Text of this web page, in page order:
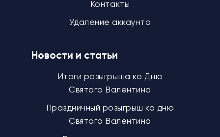
Контакты
Удаление аккаунта
Новости и статьи
Итоги розыгрыша ко Дню
Святого Валентина
Праздничный розыгрыш ко дню
Святого Валентина